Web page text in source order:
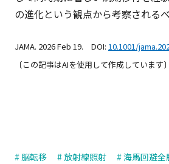
の進化という観点から考察される
JAMA. 2026 Feb 19. DOI: 10.1001/
〔この記事はAIを使用して作成しています〕
# 脳転移 # 放射線照射 # 海馬回避全